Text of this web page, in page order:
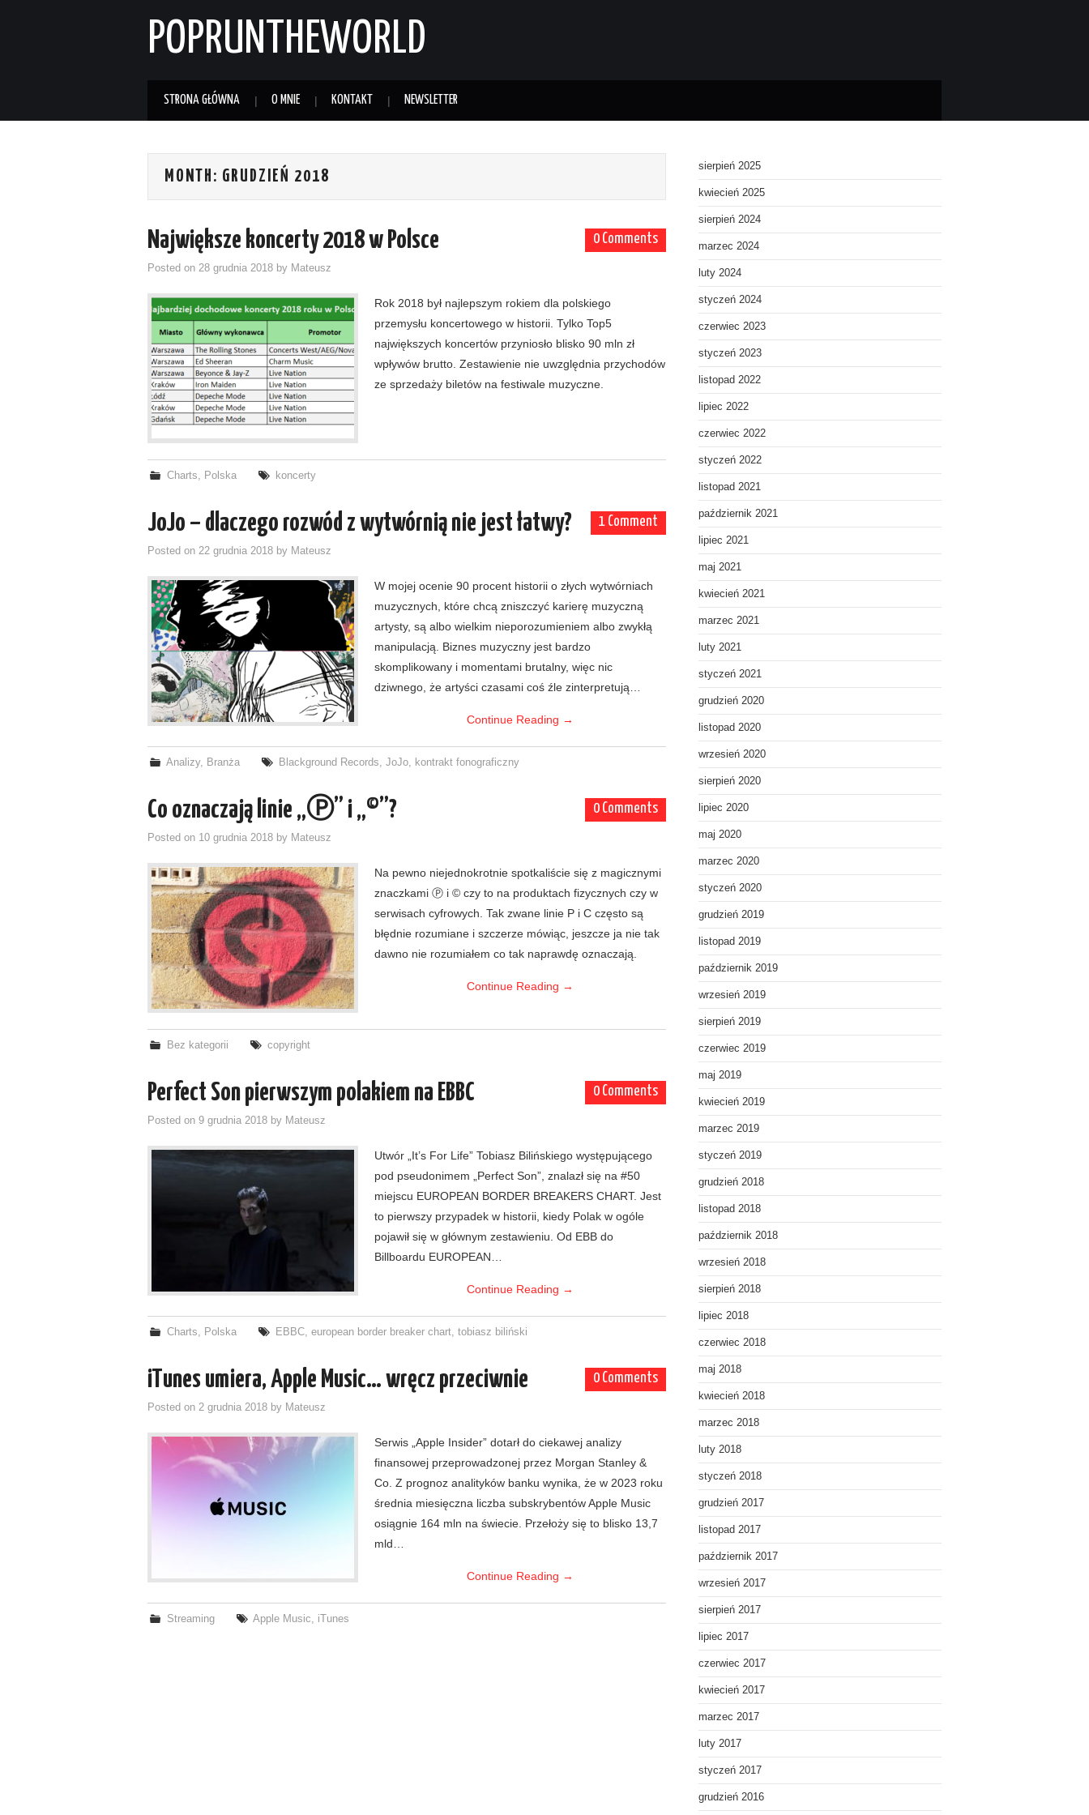
POPRUNTHEWORLD
STRONA GŁÓWNA O MNIE KONTAKT NEWSLETTER
MONTH: GRUDZIEŃ 2018
0 Comments
Największe koncerty 2018 w Polsce
Posted on 28 grudnia 2018 by Mateusz
Rok 2018 był najlepszym rokiem dla polskiego
przemysłu koncertowego w historii. Tylko Top5
największych koncertów przyniosło blisko 90 mln zł
wpływów brutto. Zestawienie nie uwzględnia przychodów
ze sprzedaży biletów na festiwale muzyczne.
Charts, Polska koncerty
1 Comment
JoJo – dlaczego rozwód z wytwórnią nie jest łatwy?
Posted on 22 grudnia 2018 by Mateusz
W mojej ocenie 90 procent historii o złych wytwórniach
muzycznych, które chcą zniszczyć karierę muzyczną
artysty, są albo wielkim nieporozumieniem albo zwykłą
manipulacją. Biznes muzyczny jest bardzo
skomplikowany i momentami brutalny, więc nic
dziwnego, że artyści czasami coś źle zinterpretują…
Continue Reading →
Analizy, Branża Blackground Records,JoJo, kontrakt fonograficzny
0 Comments
Co oznaczają linie „Ⓟ” i „©”?
Posted on 10 grudnia 2018 by Mateusz
Na pewno niejednokrotnie spotkaliście się z magicznymi
znaczkami Ⓟ i © czy to na produktach fizycznych czy w
serwisach cyfrowych. Tak zwane linie P i C często są
błędnie rozumiane i szczerze mówiąc, jeszcze ja nie tak
dawno nie rozumiałem co tak naprawdę oznaczają.
Continue Reading →
Bez kategorii copyright
0 Comments
Perfect Son pierwszym polakiem na EBBC
Posted on 9 grudnia 2018 by Mateusz
Utwór „It’s For Life” Tobiasz Bilińskiego występującego
pod pseudonimem „Perfect Son”, znalazł się na #50
miejscu EUROPEAN BORDER BREAKERS CHART. Jest
to pierwszy przypadek w historii, kiedy Polak w ogóle
pojawił się w głównym zestawieniu. Od EBB do
Billboardu EUROPEAN…
Continue Reading →
Charts, Polska EBBC,european border breaker chart,tobiasz biliński
0 Comments
iTunes umiera, Apple Music… wręcz przeciwnie
Posted on 2 grudnia 2018 by Mateusz
Serwis „Apple Insider” dotarł do ciekawej analizy
finansowej przeprowadzonej przez Morgan Stanley &
Co. Z prognoz analityków banku wynika, że w 2023 roku
średnia miesięczna liczba subskrybentów Apple Music
osiągnie 164 mln na świecie. Przełoży się to blisko 13,7
mld…
Continue Reading →
Streaming Apple Music, iTunes
sierpień 2025
kwiecień 2025
sierpień 2024
marzec 2024
luty 2024
styczeń 2024
czerwiec 2023
styczeń 2023
listopad 2022
lipiec 2022
czerwiec 2022
styczeń 2022
listopad 2021
październik 2021
lipiec 2021
maj 2021
kwiecień 2021
marzec 2021
luty 2021
styczeń 2021
grudzień 2020
listopad 2020
wrzesień 2020
sierpień 2020
lipiec 2020
maj 2020
marzec 2020
styczeń 2020
grudzień 2019
listopad 2019
październik 2019
wrzesień 2019
sierpień 2019
czerwiec 2019
maj 2019
kwiecień 2019
marzec 2019
styczeń 2019
grudzień 2018
listopad 2018
październik 2018
wrzesień 2018
sierpień 2018
lipiec 2018
czerwiec 2018
maj 2018
kwiecień 2018
marzec 2018
luty 2018
styczeń 2018
grudzień 2017
listopad 2017
październik 2017
wrzesień 2017
sierpień 2017
lipiec 2017
czerwiec 2017
kwiecień 2017
marzec 2017
luty 2017
styczeń 2017
grudzień 2016